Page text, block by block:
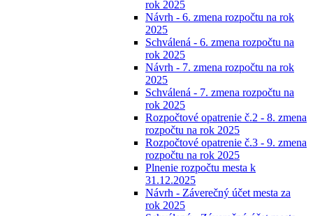
rok 2025
Návrh - 6. zmena rozpočtu na rok
2025
Schválená - 6. zmena rozpočtu na
rok 2025
Návrh - 7. zmena rozpočtu na rok
2025
Schválená - 7. zmena rozpočtu na
rok 2025
Rozpočtové opatrenie č.2 - 8. zmena
rozpočtu na rok 2025
Rozpočtové opatrenie č.3 - 9. zmena
rozpočtu na rok 2025
Plnenie rozpočtu mesta k
31.12.2025
Návrh - Záverečný účet mesta za
rok 2025